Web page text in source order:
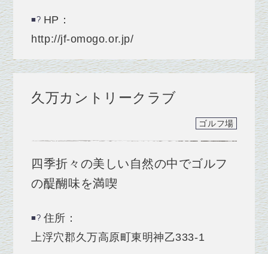
HP：
http://jf-omogo.or.jp/
久万カントリークラブ
ゴルフ場
四季折々の美しい自然の中でゴルフ
の醍醐味を満喫
住所：
上浮穴郡久万高原町東明神乙333‐1